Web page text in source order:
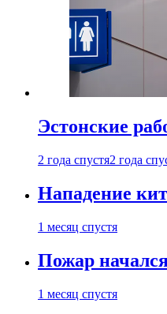
Эстонские
2 года спустя2 года
Нападение
1 месяц спустя
Пожар
1 месяц спустя